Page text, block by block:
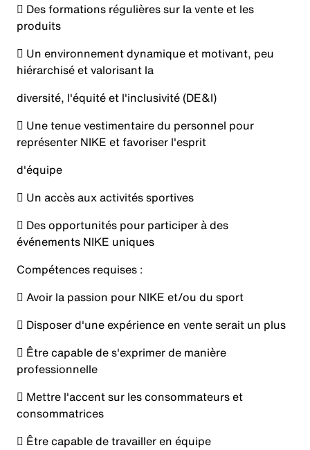
 Des formations régulières sur la vente et les
produits
 Un environnement dynamique et motivant, peu
hiérarchisé et valorisant la
diversité, l'équité et l'inclusivité (DE&I)
 Une tenue vestimentaire du personnel pour
représenter NIKE et favoriser l'esprit
d'équipe
 Un accès aux activités sportives
 Des opportunités pour participer à des
événements NIKE uniques
Compétences requises :
 Avoir la passion pour NIKE et/ou du sport
 Disposer d'une expérience en vente serait un plus
 Être capable de s'exprimer de manière
professionnelle
 Mettre l'accent sur les consommateurs et
consommatrices
 Être capable de travailler en équipe